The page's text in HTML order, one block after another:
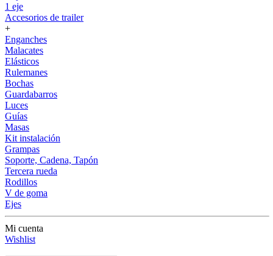
1 eje
Accesorios de trailer
+
Enganches
Malacates
Elásticos
Rulemanes
Bochas
Guardabarros
Luces
Guías
Masas
Kit instalación
Grampas
Soporte, Cadena, Tapón
Tercera rueda
Rodillos
V de goma
Ejes
Mi cuenta
Wishlist